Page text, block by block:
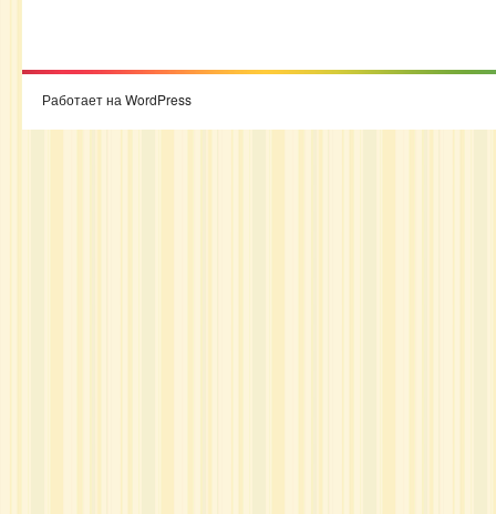
Работает на WordPress